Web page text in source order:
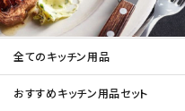
全てのキッチン用品
おすすめキッチン用品セット